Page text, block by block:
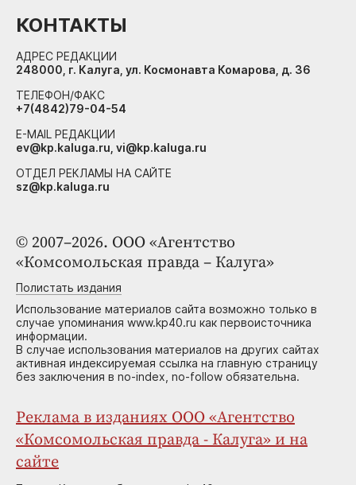
© 2007–2026. ООО «Агентство
«Комсомольская правда – Калуга»
Полистать издания
Использование материалов сайта возможно только в
случае упоминания www.kp40.ru как первоисточника
информации.
В случае использования материалов на других сайтах
активная индексируемая ссылка на главную страницу
без заключения в no-index, no-follow обязательна.
Реклама в изданиях ООО «Агентство
«Комсомольская правда - Калуга» и на
сайте
КОНТАКТЫ
АДРЕС РЕДАКЦИИ
248000, г. Калуга, ул. Космонавта Комарова, д. 36
ТЕЛЕФОН/ФАКС
+7(4842)79-04-54
E-MAIL РЕДАКЦИИ
ev@kp.kaluga.ru, vi@kp.kaluga.ru
ОТДЕЛ РЕКЛАМЫ НА САЙТЕ
sz@kp.kaluga.ru